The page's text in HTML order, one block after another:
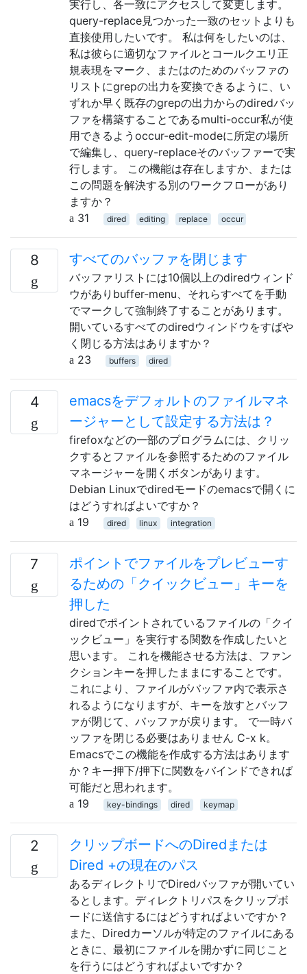
実行し、各一致にアクセスして変更します。
query-replace見つかった一致のセットよりも
直接使用したいです。 私は何をしたいのは、
私は彼らに適切なファイルとコールクエリ正
規表現をマーク、またはのためのバッファの
リストにgrepの出力を変換できるように、い
ずれか早く既存のgrepの出力からのdiredバッ
ファを構築することであるmulti-occur私が使
用できるようoccur-edit-modeに所定の場所
で編集し、query-replaceそのバッファーで実
行します。 この機能は存在しますか、または
この問題を解決する別のワークフローがあり
ますか？
31
dired editing replace occur
8 すべてのバッファを閉じます
バッファリストには10​​個以上のdiredウィンド
ウがありbuffer-menu、それらすべてを手動
でマークして強制終了することがあります。
開いているすべてのdiredウィンドウをすばや
く閉じる方法はありますか？
23
buffers dired
4
emacsをデフォルトのファイルマネ
ージャーとして設定する方法は？
firefoxなどの一部のプログラムには、クリッ
クするとファイルを参照するためのファイル
マネージャーを開くボタンがあります。
Debian Linuxでdiredモードのemacsで開くに
はどうすればよいですか？
19
dired linux integration
7
ポイントでファイルをプレビューす
るための「クイックビュー」キーを
押した
diredでポイントされているファイルの「クイ
ックビュー」を実行する関数を作成したいと
思います。 これを機能させる方法は、ファン
クションキーを押したままにすることです。
これにより、ファイルがバッファ内で表示さ
れるようになりますが、キーを放すとバッフ
ァが閉じて、バッファが戻ります。 で一時バ
ッファを閉じる必要はありません C-x k。
Emacsでこの機能を作成する方法はあります
か？キー押下/押下に関数をバインドできれば
可能だと思われます。
19
key-bindings dired keymap
2
クリップボードへのDiredまたは
Dired +の現在のパス
あるディレクトリでDiredバッファが開いてい
るとします。ディレクトリパスをクリップボ
ードに送信するにはどうすればよいですか？
また、Diredカーソルが特定のファイルにある
ときに、最初にファイルを開かずに同じこと
を行うにはどうすればよいですか？